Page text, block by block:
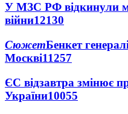
У МЗС РФ відкинули
війни12130
СюжетБенкет
Москві11257
ЄС відзавтра змінює
України10055